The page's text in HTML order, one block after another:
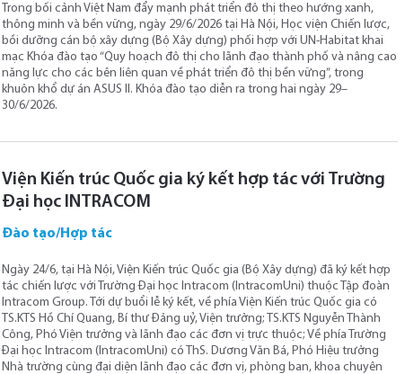
Trong bối cảnh Việt Nam đẩy mạnh phát triển đô thị theo hướng xanh,
thông minh và bền vững, ngày 29/6/2026 tại Hà Nội, Học viện Chiến lược,
bồi dưỡng cán bộ xây dựng (Bộ Xây dựng) phối hợp với UN-Habitat khai
mạc Khóa đào tạo “Quy hoạch đô thị cho lãnh đạo thành phố và nâng cao
năng lực cho các bên liên quan về phát triển đô thị bền vững”, trong
khuôn khổ dự án ASUS II. Khóa đào tạo diễn ra trong hai ngày 29–
30/6/2026.
Viện Kiến trúc Quốc gia ký kết hợp tác với Trường
Đại học INTRACOM
Đào tạo/Hợp tác
Ngày 24/6, tại Hà Nội, Viện Kiến trúc Quốc gia (Bộ Xây dựng) đã ký kết hợp
tác chiến lược với Trường Đại học Intracom (IntracomUni) thuộc Tập đoàn
Intracom Group. Tới dự buổi lễ ký kết, về phía Viện Kiến trúc Quốc gia có
TS.KTS Hồ Chí Quang, Bí thư Đảng uỷ, Viện trưởng; TS.KTS Nguyễn Thành
Công, Phó Viện trưởng và lãnh đạo các đơn vị trực thuộc; Về phía Trường
Đại học Intracom (IntracomUni) có ThS. Dương Văn Bá, Phó Hiệu trưởng
Nhà trường cùng đại diện lãnh đạo các đơn vị, phòng ban, khoa chuyên